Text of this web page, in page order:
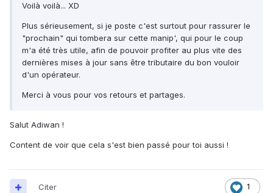
Voilà voilà... XD
Plus sérieusement, si je poste c'est surtout pour rassurer le
"prochain" qui tombera sur cette manip', qui pour le coup
m'a été très utile, afin de pouvoir profiter au plus vite des
dernières mises à jour sans être tributaire du bon vouloir
d'un opérateur.
Merci à vous pour vos retours et partages.
Salut Adiwan !
Content de voir que cela s'est bien passé pour toi aussi !
1
Citer